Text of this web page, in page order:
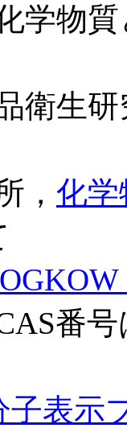
学物
衛生
， 化学
番号
子表示